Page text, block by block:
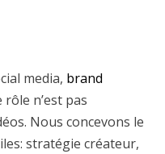
media, brand
n’est pas
Nous concevons le
stratégie créateur,